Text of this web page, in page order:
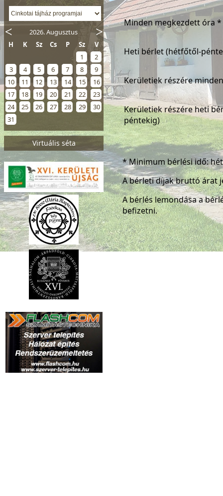
2026. Augusztus
H
K Sz Cs P Sz
V
1
2
3
4 5 6 7 8
9
10
11 12 13 14 15
16
17
18 19 20 21 22
23
24
25 26 27 28 29
30
31
Virtuális séta
Minden megkezdett óra *
Heti bérlet (hétfőtől-
Kerületiek részére
Kerületiek részére heti
péntekig)
* Minimum bérlési idő:
A bérleti díjak bruttó árat
A bérlés lemondása a
befizetni.